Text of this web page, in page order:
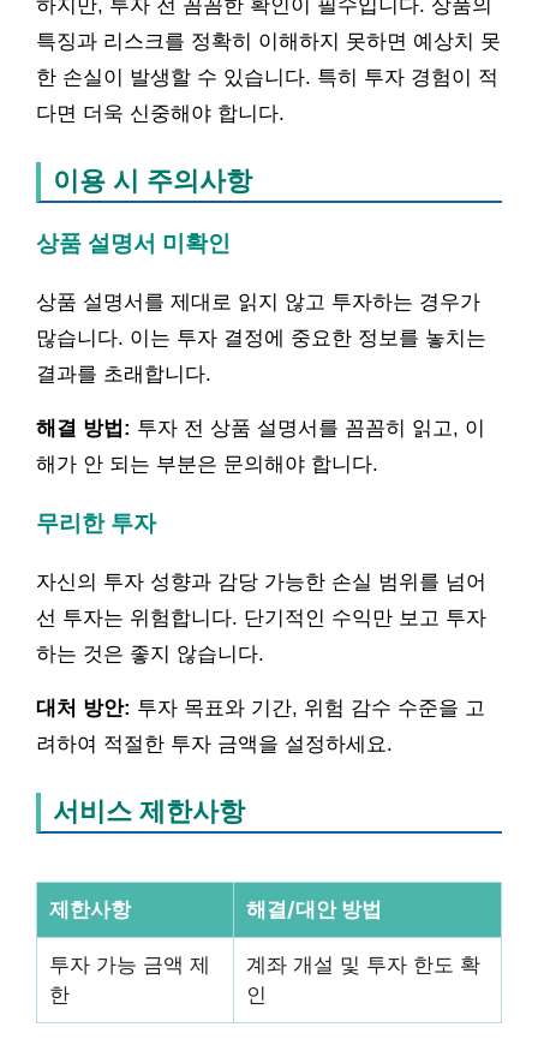
하지만, 투자 전 꼼꼼한 확인이 필수입니다. 상품의
특징과 리스크를 정확히 이해하지 못하면 예상치 못
한 손실이 발생할 수 있습니다. 특히 투자 경험이 적
다면 더욱 신중해야 합니다.
이용 시 주의사항
상품 설명서 미확인
상품 설명서를 제대로 읽지 않고 투자하는 경우가
많습니다. 이는 투자 결정에 중요한 정보를 놓치는
결과를 초래합니다.
해결 방법: 투자 전 상품 설명서를 꼼꼼히 읽고, 이
해가 안 되는 부분은 문의해야 합니다.
무리한 투자
자신의 투자 성향과 감당 가능한 손실 범위를 넘어
선 투자는 위험합니다. 단기적인 수익만 보고 투자
하는 것은 좋지 않습니다.
대처 방안: 투자 목표와 기간, 위험 감수 수준을 고
려하여 적절한 투자 금액을 설정하세요.
서비스 제한사항
제한사항 해결/대안 방법
투자 가능 금액 제
한
계좌 개설 및 투자 한도 확
인